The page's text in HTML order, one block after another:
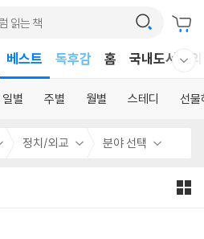
베스트
독후감
홈 국내도서
일별 주별 월별 스테디 선물
정치/외교 분야 선택